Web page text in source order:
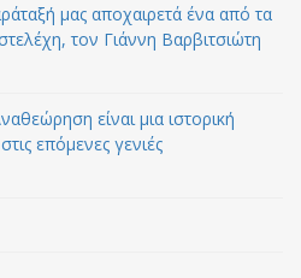
μας αποχαιρετά ένα από τα
τον Γιάννη Βαρβιτσιώτη
είναι μια ιστορική
επόμενες γενιές